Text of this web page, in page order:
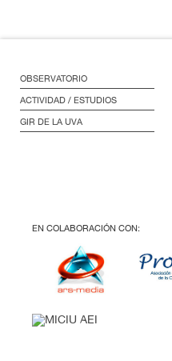
OBSERVATORIO
ACTIVIDAD / ESTUDIOS
GIR DE LA UVA
EN COLABORACIÓN CON: